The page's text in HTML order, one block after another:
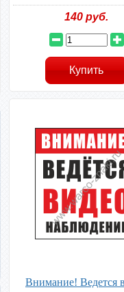
140 руб.
Внимание! Ведется